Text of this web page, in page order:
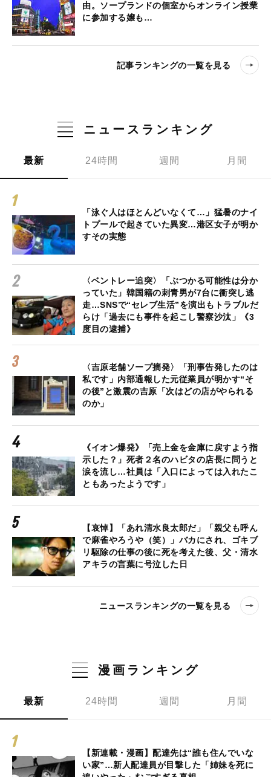
由。ソープランドの個室からオンライン授業
に参加する嬢も…
記事ランキングの一覧を見る
ニュースランキング
最新 24時間 週間 月間
「泳ぐ人はほとんどいなくて…」猛暑のナイ
トプールで起きていた異変…港区女子が明か
すその実態
〈ベントレー追突〉「ぶつかる可能性は分か
っていた」韓国籍の刺青男が7台に衝突し逃
走…SNSで“セレブ生活”を演出もトラブルだ
らけ「過去にも事件を起こし警察沙汰」《3
度目の逮捕》
〈吉原老舗ソープ摘発〉「刑事告発したのは
私です」内部通報した元従業員が明かす“そ
の後”と激震の吉原「次はどの店がやられる
のか」
《イオン爆発》「売上金を金庫に戻すよう指
示した？」死者２名のハビタの店長に問うと
涙を流し…社員は「入口によっては入れたこ
ともあったようです」
【哀悼】「あれ清水良太郎だ」「親父も呼ん
で麻雀やろうや（笑）」バカにされ、ゴキブ
リ駆除の仕事の後に死を考えた後、父・清水
アキラの言葉に号泣した日
ニュースランキングの一覧を見る
漫画ランキング
最新 24時間 週間 月間
【新連載・漫画】配達先は“誰も住んでいな
い家”…新人配達員が目撃した「姉妹を死に